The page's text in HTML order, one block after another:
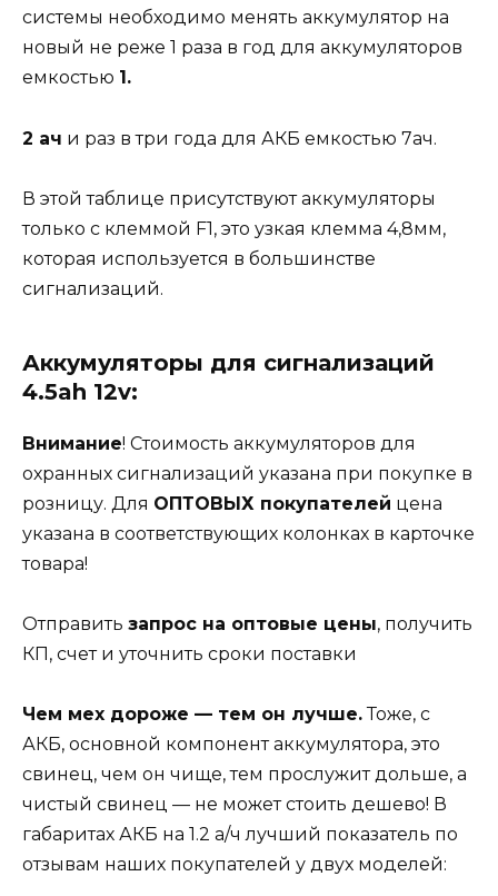
системы необходимо менять аккумулятор на
новый не реже 1 раза в год для аккумуляторов
емкостью 1.
2 ач и раз в три года для АКБ емкостью 7ач.
В этой таблице присутствуют аккумуляторы
только с клеммой F1, это узкая клемма 4,8мм,
которая используется в большинстве
сигнализаций.
Аккумуляторы для сигнализаций
4.5ah 12v:
Внимание! Стоимость аккумуляторов для
охранных сигнализаций указана при покупке в
розницу. Для ОПТОВЫХ покупателей цена
указана в соответствующих колонках в карточке
товара!
Отправить запрос на оптовые цены, получить
КП, счет и уточнить сроки поставки
Чем мех дороже — тем он лучше.Тоже, с
АКБ, основной компонент аккумулятора, это
свинец, чем он чище, тем прослужит дольше, а
чистый свинец — не может стоить дешево! В
габаритах АКБ на 1.2 а/ч лучший показатель по
отзывам наших покупателей у двух моделей: